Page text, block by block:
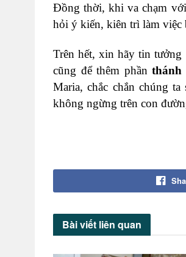
Đồng thời, khi va chạm
hỏi ý kiến, kiên trì làm
Trên hết, xin hãy tin tưởng
cũng để thêm phần thánh
Maria, chắc chắn chúng
không ngừng trên con
Bài viết liên quan